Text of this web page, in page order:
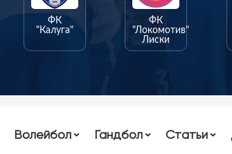
ФК
"Калуга"
ФК
"Локомотив"
Лиски
Волейбол Гандбол Статьи